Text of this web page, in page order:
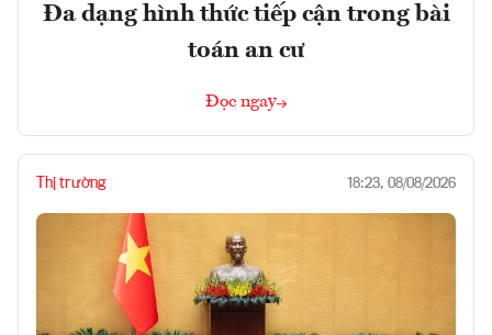
Đa dạng hình thức tiếp cận trong bài
toán an cư
Đọc ngay
Thị trường 18:23, 08/08/2026